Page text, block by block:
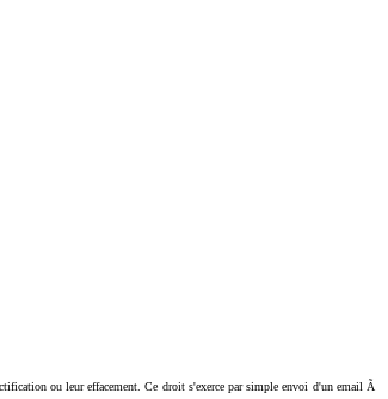
ou leur effacement. Ce droit s'exerce par simple envoi d'un email Ã